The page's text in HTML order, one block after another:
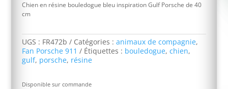
Chien en résine bouledogue bleu inspiration Gulf Porsche de 40
cm
UGS : FR472b Catégories : animaux de compagnie,
Fan Porsche 911
Étiquettes : bouledogue, chien,
gulf, porsche, résine
Disponible sur commande